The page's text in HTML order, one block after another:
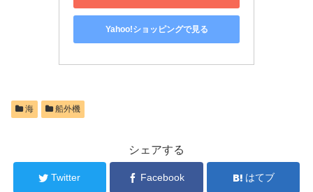
Yahoo!ショッピングで見る
海 船外機
シェアする
Twitter Facebook はてブ